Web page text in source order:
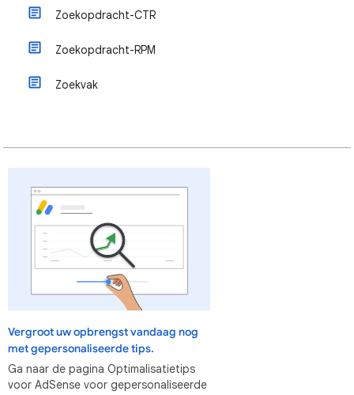
Zoekopdracht-CTR
Zoekopdracht-RPM
Zoekvak
Vergroot uw opbrengst vandaag nog
met gepersonaliseerde tips.
Ga naar de pagina Optimalisatietips
voor AdSense voor gepersonaliseerde